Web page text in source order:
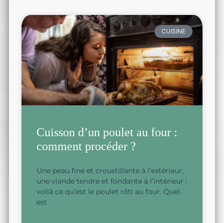
CUISINE
Cuisson d’un poulet au four :
comment procéder ?
Une peau fine et croustillante à l’extérieur,
une viande tendre et fondante à l’intérieur :
voilà ce qu’est le poulet rôti au four. Quel
est